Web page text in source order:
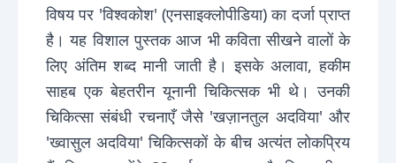
विषय पर 'विश्वकोश' (एनसाइक्लोपीडिया) का दर्जा प्राप्त
है। यह विशाल पुस्तक आज भी कविता सीखने वालों के
लिए अंतिम शब्द मानी जाती है। इसके अलावा, हकीम
साहब एक बेहतरीन यूनानी चिकित्सक भी थे। उनकी
चिकित्सा संबंधी रचनाएँ जैसे 'खज़ानतुल अदविया' और
'ख्वासुल अदविया' चिकित्सकों के बीच अत्यंत लोकप्रिय